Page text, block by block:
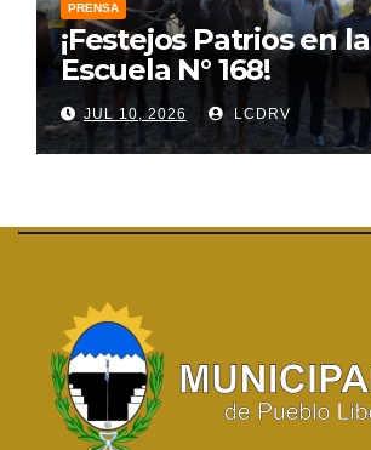
PRENSA
¡Festejos Patrios en la
Escuela N° 168!
JUL 10, 2026 LCDRV